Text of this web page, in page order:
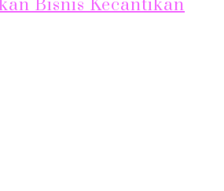
Bisnis Kecantikan